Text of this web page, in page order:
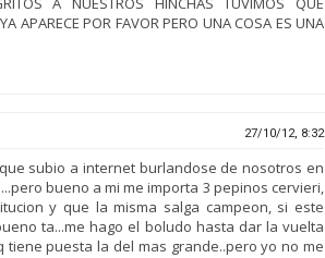
APARECE POR FAVOR PERO UNA COSA ES UNA
27/10/12, 8:32
subio a internet burlandose de nosotros en
bueno a mi me importa 3 pepinos cervieri,
y que la misma salga campeon, si este
ta...me hago el boludo hasta dar la vuelta
puesta la del mas grande..pero yo no me